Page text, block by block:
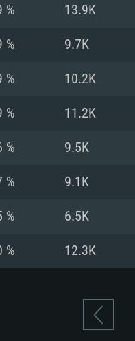
16 GB ou
Gráfica:
GeForce
Core
8 GB
Gráfica:
Metal.
Internet
60,2 GB
(não mais
(Radeon RX
Internet
60,2 GB
% 13.9K
% 9.7K
% 10.2K
% 11.2K
% 9.5K
% 9.1K
% 6.5K
% 12.3K